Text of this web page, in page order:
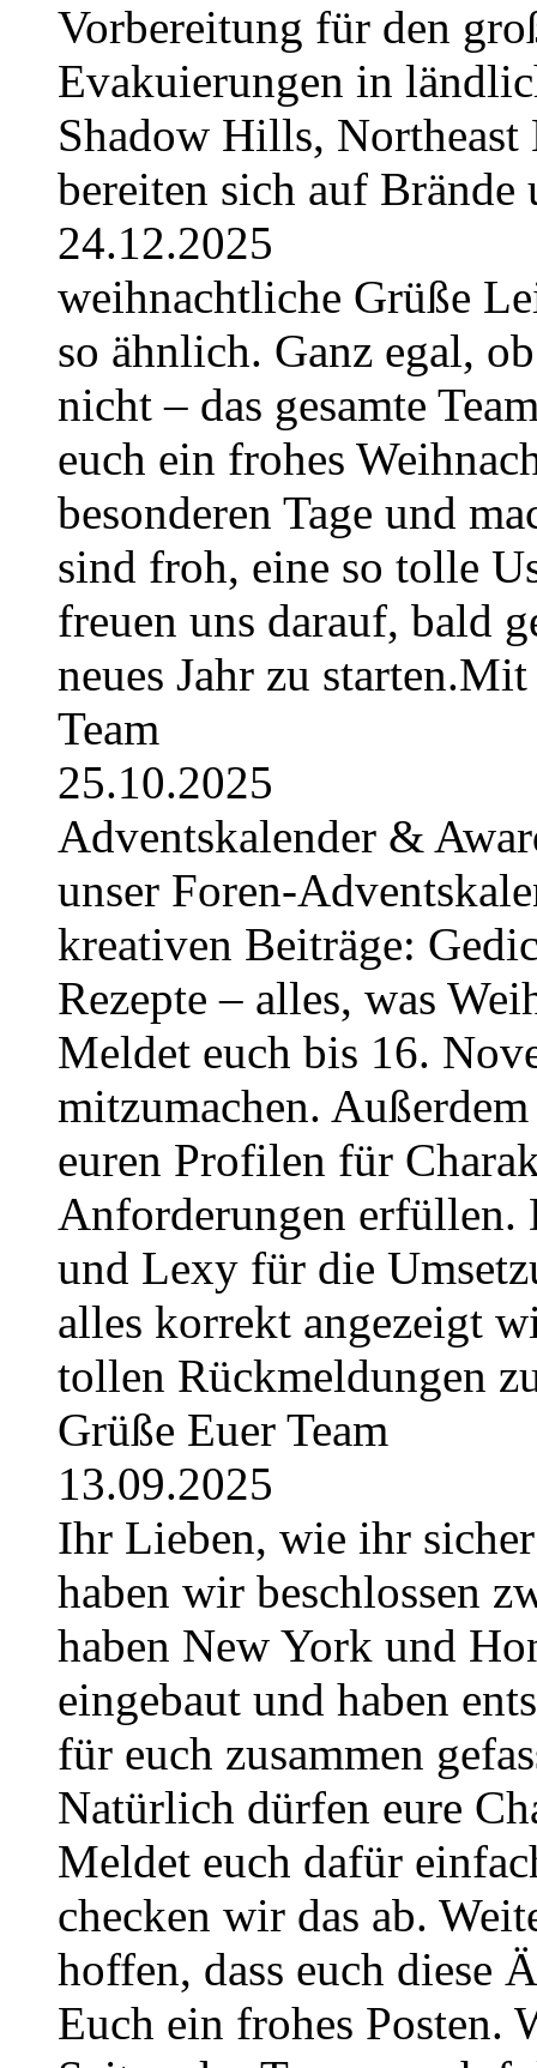
Vorbereitung für den
Evakuierungen in
Shadow Hills,
bereiten sich auf
24.12.2025
weihnachtliche Grüße
so ähnlich. Ganz egal,
nicht – das gesamte
euch ein frohes
besonderen Tage und
sind froh, eine so tolle
freuen uns darauf, bald
neues Jahr zu
Team
25.10.2025
Adventskalender &
unser Foren-
kreativen Beiträge:
Rezepte – alles, was
Meldet euch bis 16.
mitzumachen.
euren Profilen für
Anforderungen erfüllen.
und Lexy für die
alles korrekt angezeigt
tollen Rückmeldungen
Grüße Euer Team
13.09.2025
Ihr Lieben, wie ihr
haben wir beschlossen
haben New York und
eingebaut und haben
für euch zusammen
Natürlich dürfen eure
Meldet euch dafür
checken wir das ab.
hoffen, dass euch diese
Euch ein frohes Posten.